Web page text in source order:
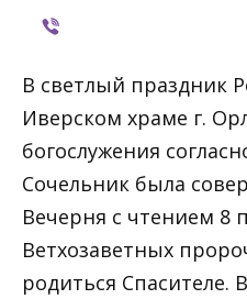
В светлый праздник
Иверском храме г.
богослужения
Сочельник была
Вечерня с чтением
Ветхозаветных
родиться Спасителе.